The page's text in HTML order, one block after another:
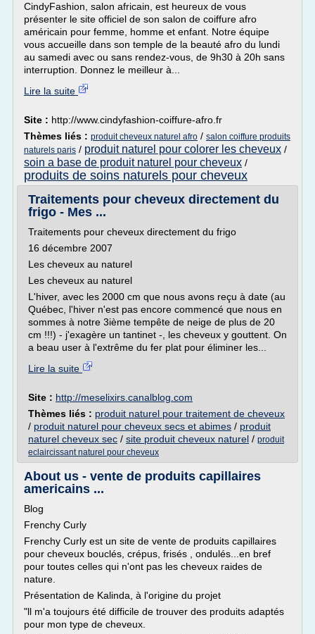
CindyFashion, salon africain, est heureux de vous
présenter le site officiel de son salon de coiffure afro
américain pour femme, homme et enfant. Notre équipe
vous accueille dans son temple de la beauté afro du lundi
au samedi avec ou sans rendez-vous, de 9h30 à 20h sans
interruption. Donnez le meilleur à...
Lire la suite
Site : http://www.cindyfashion-coiffure-afro.fr
Thèmes liés : produit cheveux naturel afro / salon coiffure produits
naturels paris / produit naturel pour colorer les cheveux /
soin a base de produit naturel pour cheveux /
produits de soins naturels pour cheveux
Traitements pour cheveux directement du
frigo - Mes ...
Traitements pour cheveux directement du frigo
16 décembre 2007
Les cheveux au naturel
Les cheveux au naturel
L'hiver, avec les 2000 cm que nous avons reçu à date (au
Québec, l'hiver n'est pas encore commencé que nous en
sommes à notre 3ième tempête de neige de plus de 20
cm !!!) - j'exagère un tantinet -, les cheveux y gouttent. On
a beau user à l'extrême du fer plat pour éliminer les...
Lire la suite
Site : http://meselixirs.canalblog.com
Thèmes liés : produit naturel pour traitement de cheveux
/ produit naturel pour cheveux secs et abimes / produit
naturel cheveux sec / site produit cheveux naturel / produit
eclaircissant naturel pour cheveux
About us - vente de produits capillaires
americains ...
Blog
Frenchy Curly
Frenchy Curly est un site de vente de produits capillaires
pour cheveux bouclés, crépus, frisés , ondulés...en bref
pour toutes celles qui n'ont pas les cheveux raides de
nature.
Présentation de Kalinda, à l'origine du projet
"ll m'a toujours été difficile de trouver des produits adaptés
pour mon type de cheveux.